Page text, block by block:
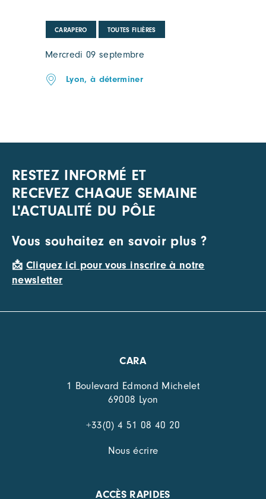
CARAPERO TOUTES FILIÈRES
Mercredi 09 septembre
Lyon, à déterminer
RESTEZ INFORMÉ ET
RECEVEZ CHAQUE SEMAINE
L'ACTUALITÉ DU PÔLE
Vous souhaitez en savoir plus ?
📩 Cliquez ici pour vous inscrire à notre
newsletter
CARA
1 Boulevard Edmond Michelet
69008 Lyon
+33(0) 4 51 08 40 20
Nous écrire
ACCÈS RAPIDES